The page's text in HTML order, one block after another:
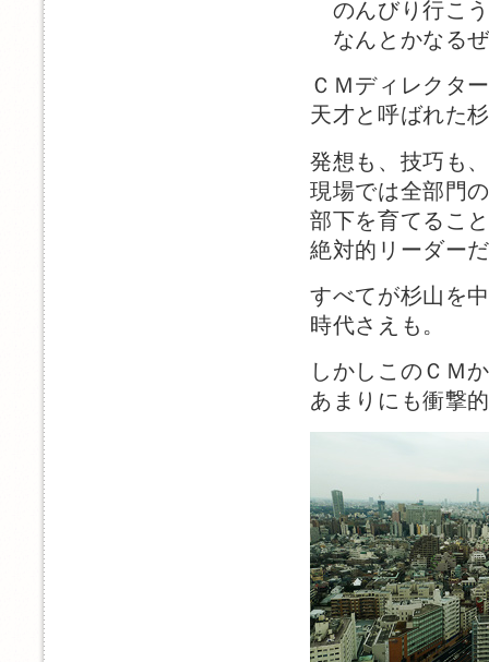
のんびり行こ
なんとかなる
ＣＭディレクタ
天才と呼ばれた
発想も、技巧も
現場では全部門
部下を育てるこ
絶対的リーダー
すべてが杉山を
時代さえも。
しかしこのＣＭ
あまりにも衝撃